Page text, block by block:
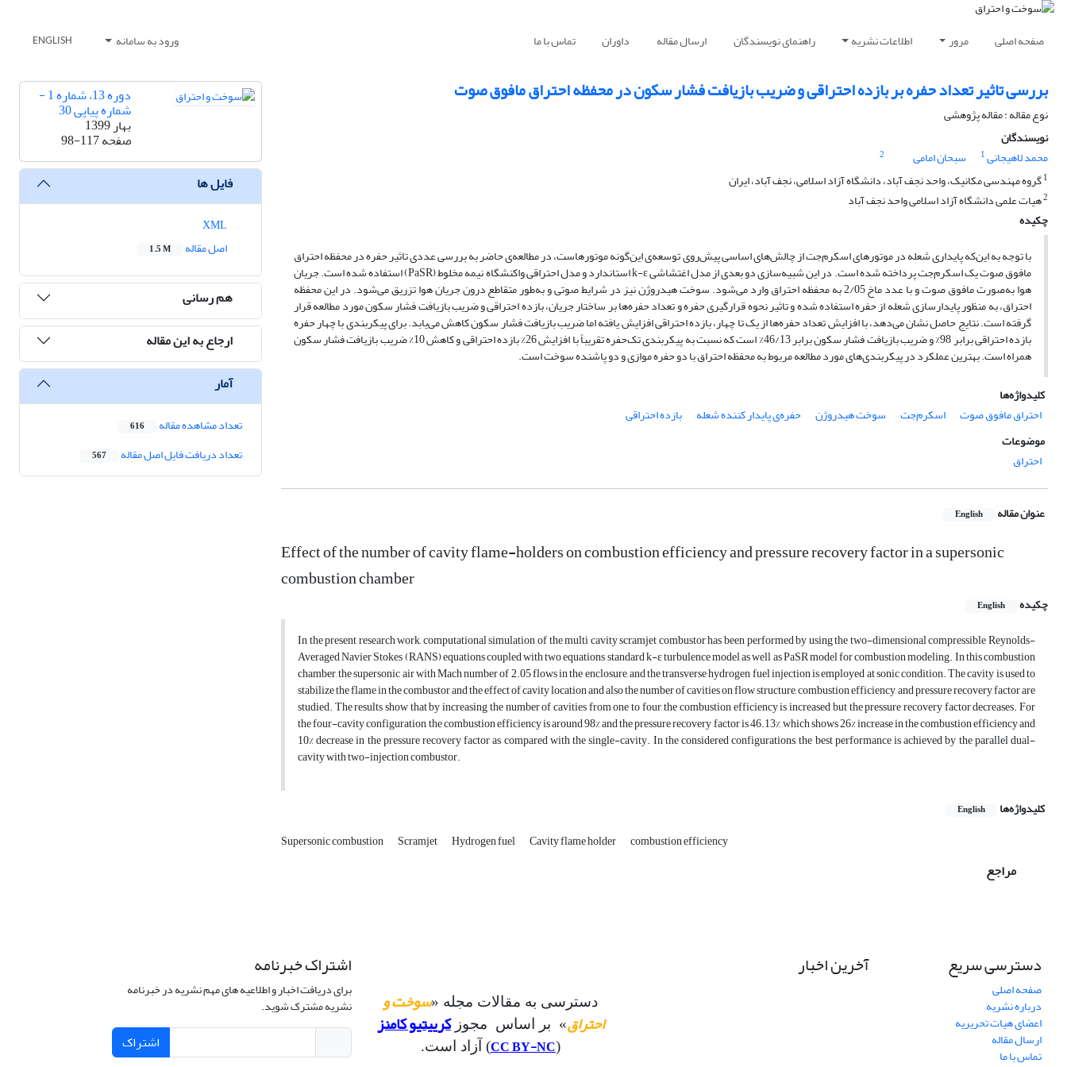
صفحه اصلی مرور اطلاعات نشریه راهنمای نویسندگان ارسال مقاله داوران تماس با ما ورود به سامانه ENGLISH
بررسی تاثیر تعداد حفره بر بازده احتراقی و ضریب بازیافت فشار سکون در محفظه احتراق مافوق صوت
نوع مقاله : مقاله پژوهشی
نویسندگان
محمد لاهیجانی1 سبحان امامی
2
1گروه مهندسی مکانیک، واحد نجف آباد، دانشگاه آزاد اسلامی، نجف آباد، ایران
2هیات علمی دانشگاه آزاد اسلامی واحد نجف آباد
چکیده
با توجه به این‌که پایداری شعله در موتورهای اسکرم‌جت از چالش‌های اساسی پیش‌روی توسعه‌ی این‌گونه موتورهاست، در مطالعه‌ی حاضر به بررسی عددی تاثیر حفره در محفظه احتراق
مافوق صوت یک اسکرم‌جت پرداخته شده است. در این شبیه‌سازی دو بعدی از مدل اغتشاشی k-ɛ استاندارد و مدل احتراقی واکنشگاه نیمه مخلوط (PaSR) استفاده شده است. جریان
هوا به‌صورت مافوق صوت و با عدد ماخ 2/05 به محفظه احتراق وارد می‌شود. سوخت هیدروژن نیز در شرایط صوتی و به‌طور متقاطع درون جریان هوا تزریق می‌شود. در این محفظه‌
احتراق، به منظور پایدارسازی شعله از حفره استفاده شده و تاثیر نحوه‌ قرارگیری حفره و تعداد حفره‌ها بر ساختار جریان، بازده احتراقی و ضریب بازیافت فشار سکون مورد مطالعه قرار
گرفته است. نتایج حاصل نشان می‌دهد، با افزایش تعداد حفره‌ها از یک تا چهار، بازده احتراقی افزایش یافته اما ضریب بازیافت فشار سکون کاهش می‌یابد. برای پیکربندی با چهار حفره
بازده احتراقی برابر 98% و ضریب بازیافت فشار سکون برابر 46/13% است که نسبت به پیکربندی تک‌حفره تقریباً با افزایش 26% بازده احتراقی و کاهش 10% ضریب بازیافت فشار سکون
همراه است. بهترین عملکرد در پیکربندی‌های مورد مطالعه مربوط به محفظه احتراق با دو حفره موازی و دو پاشنده سوخت است.
کلیدواژه‌ها
احتراق مافوق صوت
اسکرم‌جت سوخت هیدروژن حفره‌ی پایدار کننده شعله
بازده احتراقی
موضوعات
احتراق
عنوان مقاله English
Effect of the number of cavity flame-holders on combustion efficiency and pressure recovery factor in a supersonic
combustion chamber
چکیده English
In the present research work, computational simulation of the multi cavity scramjet combustor has been performed by using the two-dimensional compressible Reynolds-
Averaged Navier Stokes (RANS) equations coupled with two equations standard k-ɛ turbulence model as well as PaSR model for combustion modeling. In this combustion
chamber, the supersonic air with Mach number of 2.05 flows in the enclosure, and the transverse hydrogen fuel injection is employed at sonic condition. The cavity is used to
stabilize the flame in the combustor and the effect of cavity location and also the number of cavities on flow structure, combustion efficiency, and pressure recovery factor are
studied. The results show that by increasing the number of cavities from one to four, the combustion efficiency is increased but the pressure recovery factor decreases. For
the four-cavity configuration, the combustion efficiency is around 98% and the pressure recovery factor is 46.13%, which shows 26% increase in the combustion efficiency and
10% decrease in the pressure recovery factor as compared with the single-cavity. In the considered configurations, the best performance is achieved by the parallel dual-
cavity with two-injection combustor.
کلیدواژه‌ها English
Supersonic combustion Scramjet Hydrogen fuel Cavity flame holder combustion efficiency
مراجع
دوره 13، شماره 1 -
شماره پیاپی 30
بهار 1399
صفحه98-117
فایل ها
اصل مقاله
1.5 M
هم رسانی
ارجاع به این مقاله
آمار
تعداد مشاهده مقاله 616
تعداد دریافت فایل اصل مقاله 567
دسترسی سریع
صفحه اصلی
درباره نشریه
اعضای هیات تحریریه
ارسال مقاله
تماس با ما
آخرین اخبار
دسترسی به مقالات مجله «سوخت و
احتراق» بر اساس مجوزکرییتیو کامنز
(
CC BY-NC) آزاد است.
اشتراک خبرنامه
برای دریافت اخبار و اطلاعیه های مهم نشریه در خبرنامه
نشریه مشترک شوید.
اشتراک